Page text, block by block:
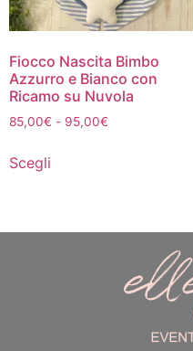
Fiocco Nascita Bimbo
Azzurro e Bianco con
Ricamo su Nuvola
85,00€ - 95,00€
Scegli